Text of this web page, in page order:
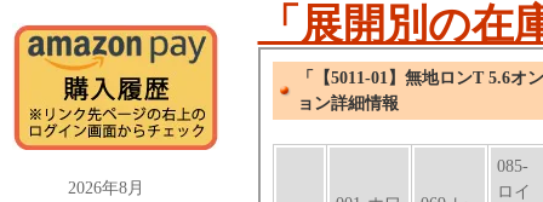
2026年8月
「展開別の在